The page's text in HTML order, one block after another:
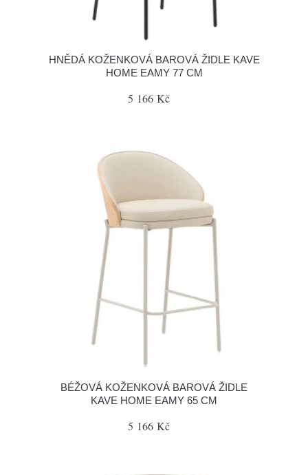
HNĚDÁ KOŽENKOVÁ BAROVÁ ŽIDLE KAVE
HOME EAMY 77 CM
5 166 Kč
BÉŽOVÁ KOŽENKOVÁ BAROVÁ ŽIDLE
KAVE HOME EAMY 65 CM
5 166 Kč